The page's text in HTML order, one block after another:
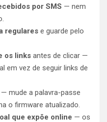
por SMS — nem
regulares e guarde pelo
os links antes de clicar —
em vez de seguir links de
— mude a palavra-passe
o firmware atualizado.
que expõe online — os